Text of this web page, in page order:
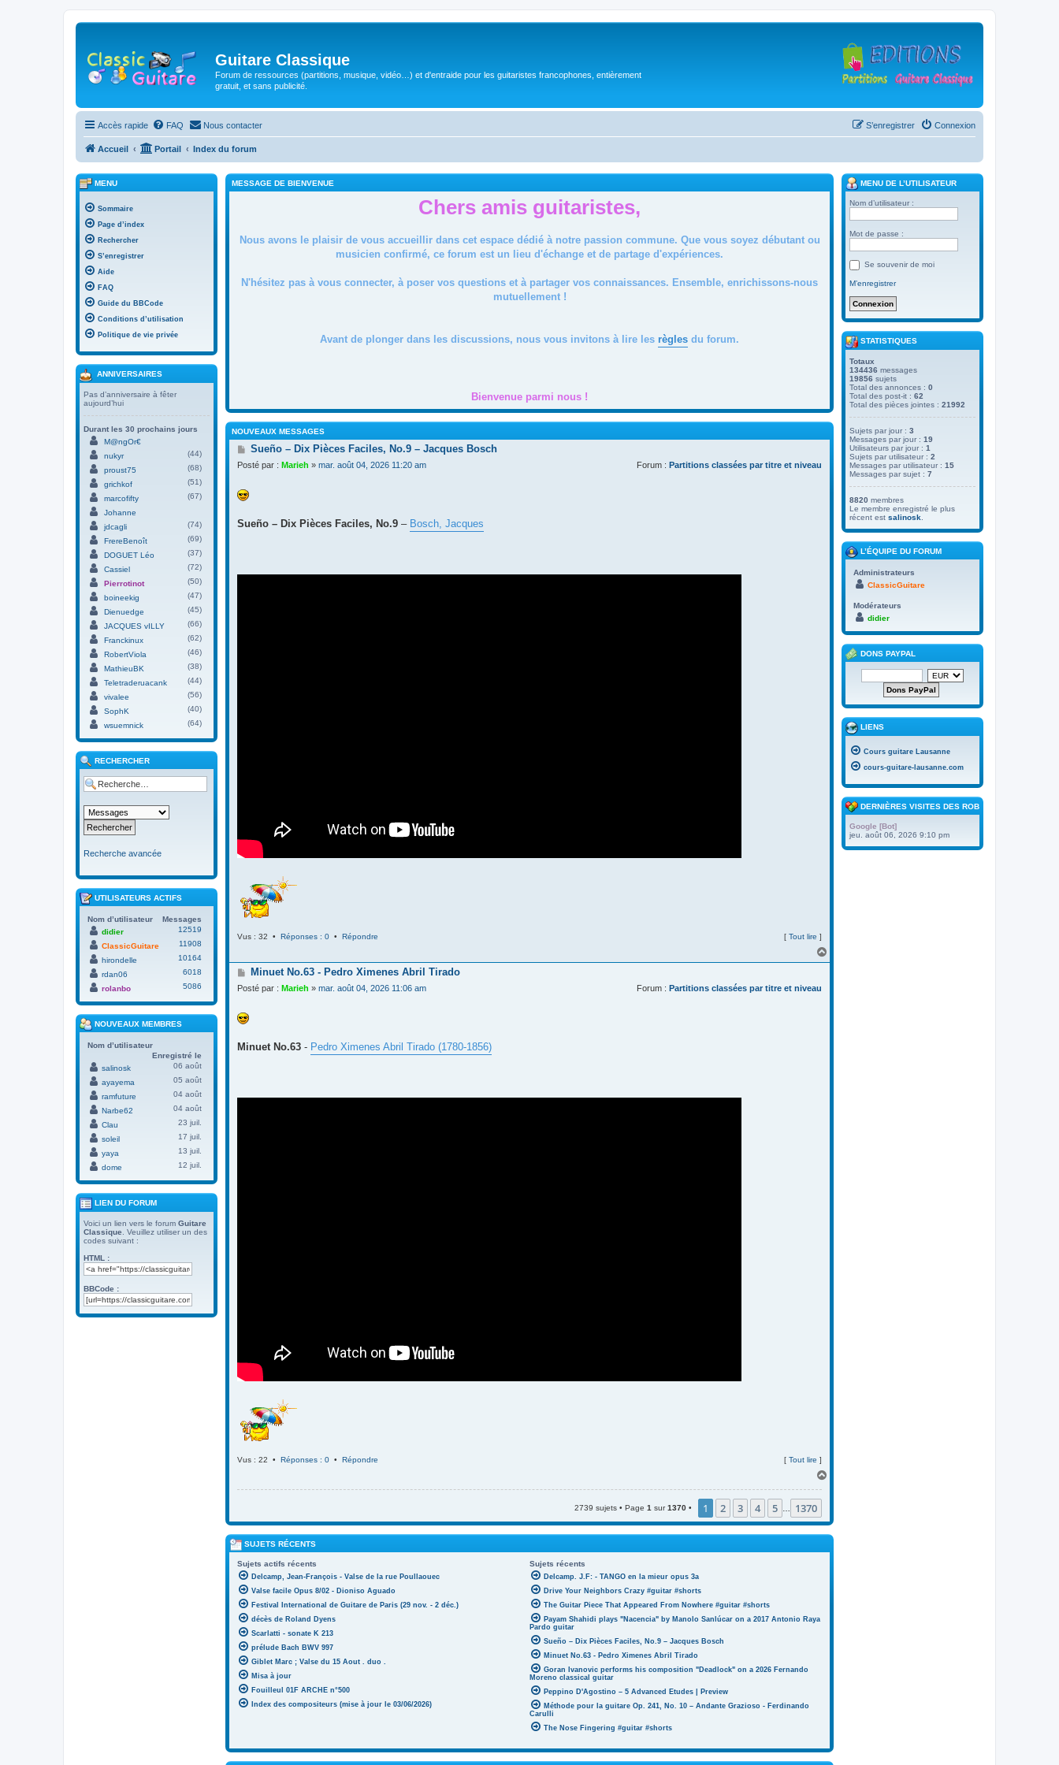
Guitare Classique
Forum de ressources (partitions, musique, vidéo…) et d'entraide pour les guitaristes francophones, entièrement
gratuit, et sans publicité.
Accès rapide FAQ Nous contacter Connexion
S’enregistrer
Accueil Portail Index du forum
MESSAGE DE BIENVENUE
Chers amis guitaristes,
Nous avons le plaisir de vous accueillir dans cet espace dédié à notre passion commune. Que vous soyez débutant ou
musicien confirmé, ce forum est un lieu d'échange et de partage d'expériences.
N'hésitez pas à vous connecter, à poser vos questions et à partager vos connaissances. Ensemble, enrichissons-nous
mutuellement !
Avant de plonger dans les discussions, nous vous invitons à lire les règles du forum.
Bienvenue parmi nous !
NOUVEAUX MESSAGES
M
s
a
g
Sueño – Dix Pièces Faciles, No.9 – Jacques Bosch
Posté par : Marieh » mar. août 04, 2026 11:20 am Forum : Partitions classées par titre et niveau
Sueño – Dix Pièces Faciles, No.9 – Bosch, Jacques
Vus : 32 • Réponses : 0 • Répondre [ Tout lire ]
a
M
s
a
g
Minuet No.63 - Pedro Ximenes Abril Tirado
Posté par : Marieh » mar. août 04, 2026 11:06 am Forum : Partitions classées par titre et niveau
Minuet No.63 - Pedro Ximenes Abril Tirado (1780-1856)
Vus : 22 • Réponses : 0 • Répondre [ Tout lire ]
2739 sujets • Page 1 sur1370 • 1 2 3 4 5 1370
SUJETS RÉCENTS
Sujets actifs récents Sujets récents
Delcamp, Jean-François - Valse de la rue Poullaouec
Valse facile Opus 8/02 - Dioniso Aguado
Festival International de Guitare de Paris (29 nov. - 2 déc.)
décès de Roland Dyens
Scarlatti - sonate K 213
prélude Bach BWV 997
Giblet Marc ; Valse du 15 Aout . duo .
Misa à jour
Fouilleul 01F ARCHE n°500
Index des compositeurs (mise à jour le 03/06/2026)
Delcamp. J.F: - TANGO en la mieur opus 3a
Drive Your Neighbors Crazy #guitar #shorts
The Guitar Piece That Appeared From Nowhere #guitar #shorts
Payam Shahidi plays "Nacencia" by Manolo Sanlúcar on a 2017 Antonio Raya
Pardo guitar
Sueño – Dix Pièces Faciles, No.9 – Jacques Bosch
Minuet No.63 - Pedro Ximenes Abril Tirado
Goran Ivanovic performs his composition "Deadlock" on a 2026 Fernando
Moreno classical guitar
Peppino D'Agostino – 5 Advanced Etudes | Preview
Méthode pour la guitare Op. 241, No. 10 – Andante Grazioso - Ferdinando
Carulli
The Nose Fingering #guitar #shorts
MENU
Sommaire
Page d’index
Rechercher
S’enregistrer
Aide
FAQ
Guide du BBCode
Conditions d’utilisation
Politique de vie privée
ANNIVERSAIRES
Pas d’anniversaire à fêter
aujourd’hui
Durant les 30 prochains jours
M@ngOr€
nukyr
(44)
proust75
(68)
grichkof
(51)
marcofifty
(67)
Johanne
jdcagli
(74)
FrereBenoît
(69)
DOGUET Léo
(37)
Cassiel
(72)
Pierrotinot
(50)
boineekig
(47)
Dienuedge
(45)
JACQUES vILLY
(66)
Franckinux
(62)
RobertViola
(46)
MathieuBK
(38)
Teletraderuacank
(44)
vivalee
(56)
SophK
(40)
wsuemnick
(64)
RECHERCHER
Recherche avancée
UTILISATEURS ACTIFS
Nom d’utilisateur
Messages
didier
12519
ClassicGuitare
11908
hirondelle
10164
rdan06
6018
rolanbo
5086
NOUVEAUX MEMBRES
Nom d’utilisateur
Enregistré le
salinosk
06 août
ayayema
05 août
ramfuture
04 août
Narbe62
04 août
Clau
23 juil.
soleil
17 juil.
yaya
13 juil.
dome
12 juil.
LIEN DU FORUM
Voici un lien vers le forum Guitare
Classique . Veuillez utiliser un des
codes suivant :
HTML :
BBCode :
MENU DE L’UTILISATEUR
Nom d’utilisateur :
Mot de passe :
Se souvenir de moi
M’enregistrer
STATISTIQUES
Totaux
134436 messages
19856 sujets
Total des annonces : 0
Total des post-it : 62
Total des pièces jointes : 21992
Sujets par jour : 3
Messages par jour : 19
Utilisateurs par jour : 1
Sujets par utilisateur : 2
Messages par utilisateur : 15
Messages par sujet : 7
8820 membres
Le membre enregistré le plus
récent est salinosk
L’ÉQUIPE DU FORUM
Administrateurs
ClassicGuitare
Modérateurs
didier
DONS PAYPAL
LIENS
Cours guitare Lausanne
cours-guitare-lausanne.com
DERNIÈRES VISITES DES ROBOTS
Google [Bot]
jeu. août 06, 2026 9:10 pm